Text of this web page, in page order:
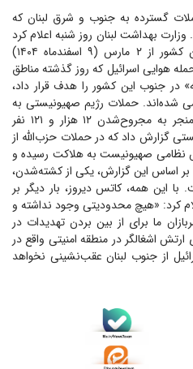
گسترده به جنوب و شرق لبنان که
بهداشت لبنان روز شنبه اعلام کرد
که به دنبال حملات اسرائیل به آن کشور از ۲ مارس (۹ اسفندماه ۱۴۰۴)
دو حمله هوایی اسرائیل که روز گذشته مناطق
در جنوب این کشور را هدف قرار داد،
شده‌اند. حملات رژیم صهیونیستی به
لبنان از تاریخ مذکور تا دیروز نیز منجر به مجروح‌شدن ۱۲ هزار و ۱۲۱ نفر
گزارش داد که در حملات حزب‌الله از
نظامی صهیونیست به هلاکت رسیده و
بر اساس این گزارش، یکی از کشته‌شدن،
این همه، کاتس دیروز، بار دیگر بر
کرد: «هیچ محدودیتی وجود نداشته و
ما برای از بین بردن تهدیدات در
ارتش اشغالگر در منطقه امنیتی واقع در
از جنوب لبنان عقب‌نشینی نخواهد